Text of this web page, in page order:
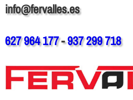
info@fervalles.es
627 964 177-937 299 718